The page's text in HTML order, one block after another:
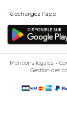
Téléchargez l'app
Mentions légales
Gestion des